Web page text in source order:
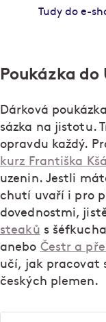
Tudy do e-
Poukázka do
Dárková
sázka na jistotu.
opravdu každý.
kurz Františka
uzenin. Jestli
chutí uvaří i pro
dovednostmi,
steaků s
anebo Čestr a
učí, jak pracovat
českých plemen.